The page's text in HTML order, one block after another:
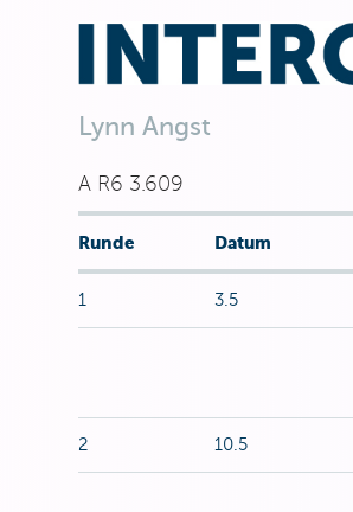
Lynn Angst
A R6 3.609
Runde Datum
1 3.5
2 10.5